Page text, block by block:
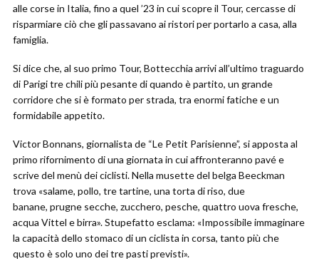
alle corse in Italia, fino a quel ’23 in cui scopre il Tour, cercasse di
risparmiare ciò che gli passavano ai ristori per portarlo a casa, alla
famiglia.
Si dice che, al suo primo Tour, Bottecchia arrivi all’ultimo traguardo
di Parigi tre chili più pesante di quando è partito, un grande
corridore che si è formato per strada, tra enormi fatiche e un
formidabile appetito.
Victor Bonnans, giornalista de “Le Petit Parisienne”, si apposta al
primo rifornimento di una giornata in cui affronteranno pavé e
scrive del menù dei ciclisti. Nella musette del belga Beeckman
trova «salame, pollo, tre tartine, una torta di riso, due
banane, prugne secche, zucchero, pesche, quattro uova fresche,
acqua Vittel e birra». Stupefatto esclama: «Impossibile immaginare
la capacità dello stomaco di un ciclista in corsa, tanto più che
questo è solo uno dei tre pasti previsti».